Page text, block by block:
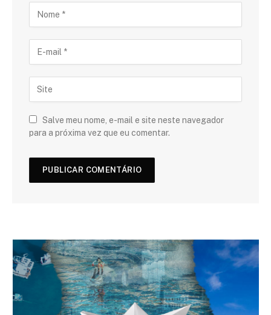
Salve meu nome, e-mail e site neste navegador
para a próxima vez que eu comentar.